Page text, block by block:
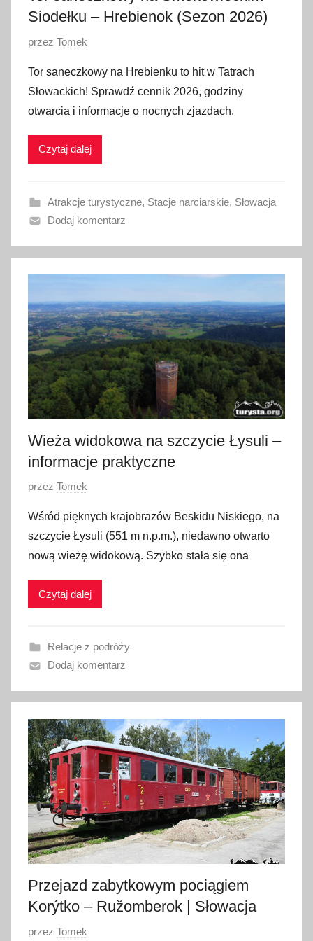
Siodełku – Hrebienok (Sezon 2026)
O
u
b
l
i
a
n
2
2
u
t
e
g
o
2
2
6
przez Tomek
Tor saneczkowy na Hrebienku to hit w Tatrach
Słowackich! Sprawdź cennik 2026, godziny
otwarcia i informacje o nocnych zjazdach.
Czytaj dalej
Atrakcje turystyczne, Stacje narciarskie, Słowacja
Dodaj komentarz
Wieża widokowa na szczycie Łysuli –
informacje praktyczne
O
u
b
l
i
a
n
1
1
s
i
e
r
p
n
i
2
0
przez Tomek
Wśród pięknych krajobrazów Beskidu Niskiego, na
szczycie Łysuli (551 m n.p.m.), niedawno otwarto
nową wieżę widokową. Szybko stała się ona
Czytaj dalej
Relacje z podróży
Dodaj komentarz
Przejazd zabytkowym pociągiem
Korýtko – Ružomberok | Słowacja
O
przez Tomek